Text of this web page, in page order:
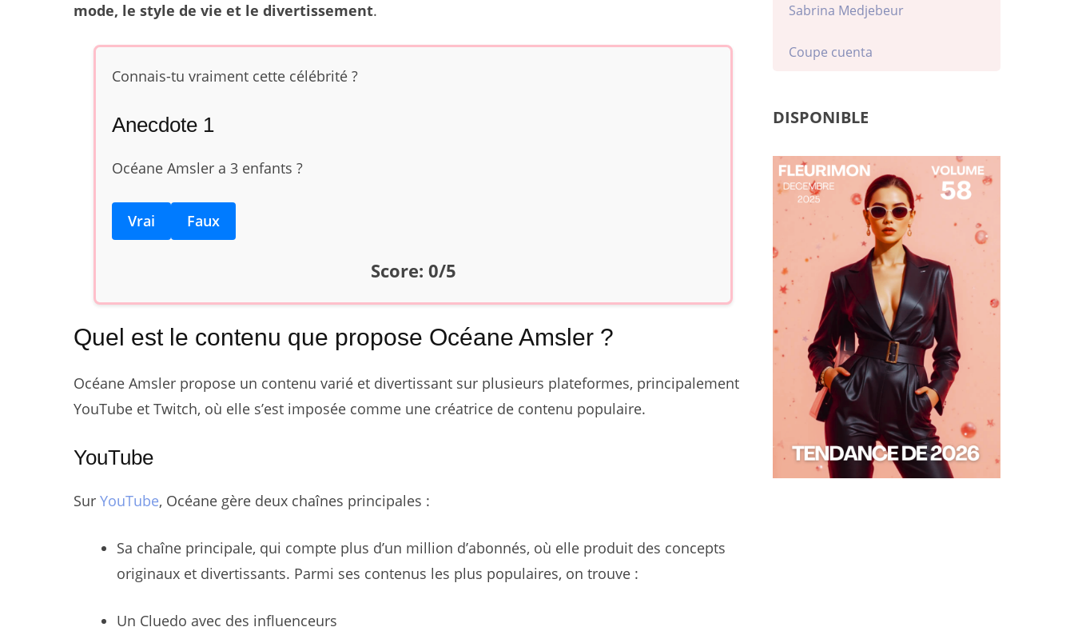
mode, le style de vie et le divertissement.
Connais-tu vraiment cette célébrité ?
Anecdote 1
Océane Amsler a 3 enfants ?
Vrai Faux
Score: 0/5
Quel est le contenu que propose Océane Amsler ?
Océane Amsler propose un contenu varié et divertissant sur plusieurs plateformes, principalement
YouTube et Twitch, où elle s’est imposée comme une créatrice de contenu populaire.
YouTube
Sur YouTube, Océane gère deux chaînes principales :
Sa chaîne principale, qui compte plus d’un million d’abonnés, où elle produit des concepts
originaux et divertissants. Parmi ses contenus les plus populaires, on trouve :
Un Cluedo avec des influenceurs
Sabrina Medjebeur
Coupe cuenta
DISPONIBLE